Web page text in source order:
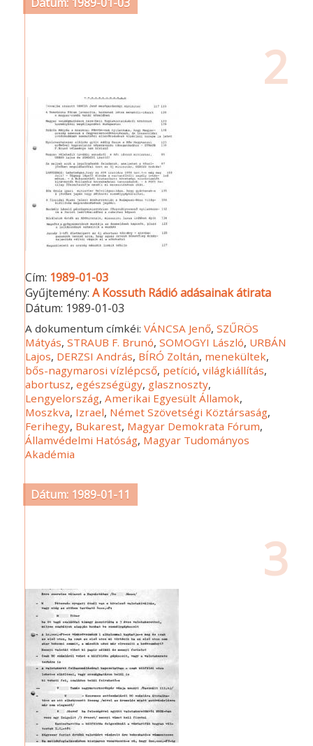
2
Cím: 1989-01-03
Gyűjtemény:A Kossuth Rádió adásainak átirata
Dátum: 1989-01-03
A dokumentum címkéi:VÁNCSA Jenő,SZŰRÖS
Mátyás,STRAUB F. Brunó,SOMOGYI László, URBÁN
Lajos, DERZSI András, BÍRÓ Zoltán, menekültek,
bős-nagymarosi vízlépcső, petíció,világkiállítás,
abortusz,egészségügy, glasznoszty,
Lengyelország,Amerikai Egyesült Államok,
Moszkva, Izrael, Német Szövetségi Köztársaság,
Ferihegy, Bukarest, Magyar Demokrata Fórum,
Államvédelmi Hatóság, Magyar Tudományos
Akadémia
Dátum: 1989-01-11
3